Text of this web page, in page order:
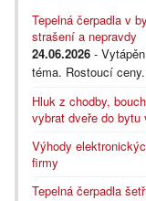
Tepelná čerpadla v
strašení a nepravdy
24.06.2026 -
téma. Rostoucí
Hluk z chodby,
vybrat dveře do bytu
Výhody
firmy
Tepelná čerpadla